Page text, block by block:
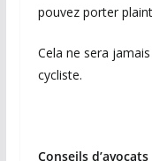
pouvez porter
Cela ne sera
cycliste.
Conseils d’avocats